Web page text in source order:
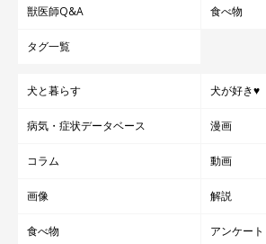
獣医師Q&A 食べ物
タグ一覧
犬と暮らす 犬が好き♥
病気・症状データベース 漫画
コラム 動画
画像 解説
食べ物 アンケート